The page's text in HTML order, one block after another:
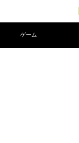
ゲーム